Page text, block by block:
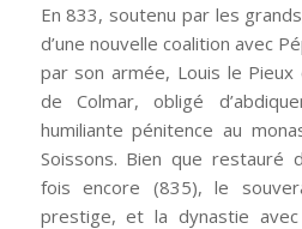
En 833, soutenu par les
d’une nouvelle coalition avec
par son armée, Louis le
de Colmar, obligé
humiliante pénitence au
Soissons. Bien que restauré
fois encore (835), le
prestige, et la dynastie